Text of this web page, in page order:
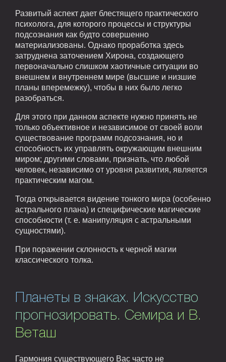
Развитый аспект дает блестящего практического
психолога, для которого процессы и структуры
подсознания как будто совершенно
материализованы. Однако проработка здесь
затруднена заточением Хирона, создающего
первоначально слишком хаотичные ситуации во
внешнем и внутреннем мире (высшие и низшие
планы вперемежку), чтобы в них было легко
разобраться.
Для этого при данном аспекте нужно принять не
только объективное и независимое от своей воли
существование программ подсознания, но и
способность их управлять окружающим внешним
миром; другими словами, признать, что любой
человек, независимо от уровня развития, является
практическим магом.
Тогда открывается видение тонкого мира (особенно
астрального плана) и специфические магические
способности (т. е. манипуляция с астральными
сущностями).
При поражении склонность к черной магии
классического толка.
Планеты в знаках. Искусство
прогнозировать. Семира и В.
Веташ
Гармония существующего Вас часто не